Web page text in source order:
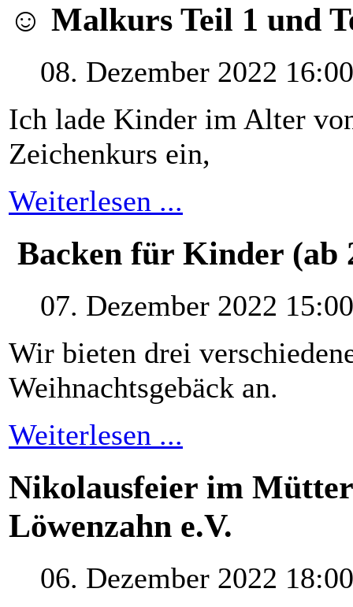
☺ Malkurs Teil 1 und
08. Dezember 2022 16:00
Ich lade Kinder im Alter
Zeichenkurs ein,
Weiterlesen ...
Backen für Kinder (ab
07. Dezember 2022 15:00
Wir bieten drei
Weihnachtsgebäck an.
Weiterlesen ...
Nikolausfeier im
Löwenzahn e.V.
06. Dezember 2022 18:00